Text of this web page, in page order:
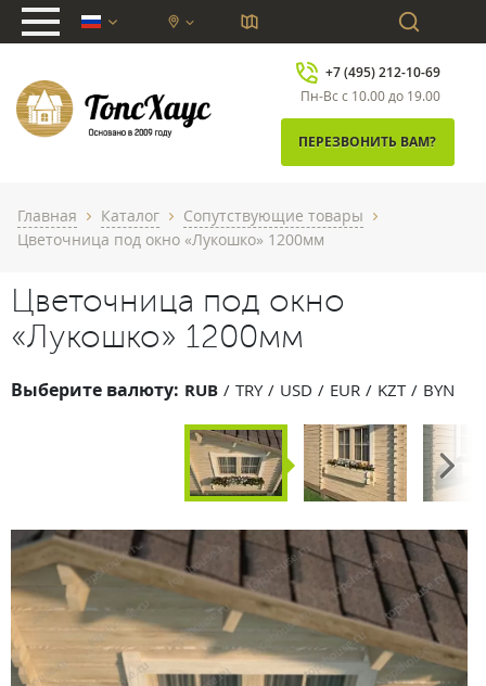
chevron_down
+7 (495) 212-10-69
Пн-Вс с 10.00 до 19.00
ПЕРЕЗВОНИТЬ ВАМ?
Главная chevron_right Каталог chevron_right Сопутствующие товары chevron_right
Цветочница под окно «Лукошко» 1200мм
Цветочница под окно
«Лукошко» 1200мм
Выберите валюту: RUB TRY USD EUR KZT BYN
Next